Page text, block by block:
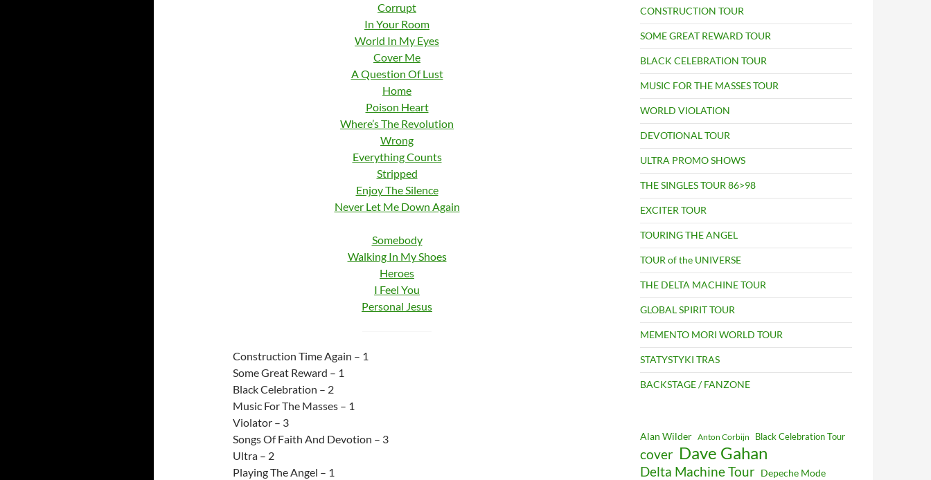
Corrupt
In Your Room
World In My Eyes
Cover Me
A Question Of Lust
Home
Poison Heart
Where’s The Revolution
Wrong
Everything Counts
Stripped
Enjoy The Silence
Never Let Me Down Again
Somebody
Walking In My Shoes
Heroes
I Feel You
Personal Jesus
Construction Time Again – 1
Some Great Reward – 1
Black Celebration – 2
Music For The Masses – 1
Violator – 3
Songs Of Faith And Devotion – 3
Ultra – 2
Playing The Angel – 1
CONSTRUCTION TOUR
SOME GREAT REWARD TOUR
BLACK CELEBRATION TOUR
MUSIC FOR THE MASSES TOUR
WORLD VIOLATION
DEVOTIONAL TOUR
ULTRA PROMO SHOWS
THE SINGLES TOUR 86>98
EXCITER TOUR
TOURING THE ANGEL
TOUR of the UNIVERSE
THE DELTA MACHINE TOUR
GLOBAL SPIRIT TOUR
MEMENTO MORI WORLD TOUR
STATYSTYKI TRAS
BACKSTAGE / FANZONE
Alan Wilder Anton Corbijn Black Celebration Tour
cover Dave Gahan
Delta Machine Tour Depeche Mode